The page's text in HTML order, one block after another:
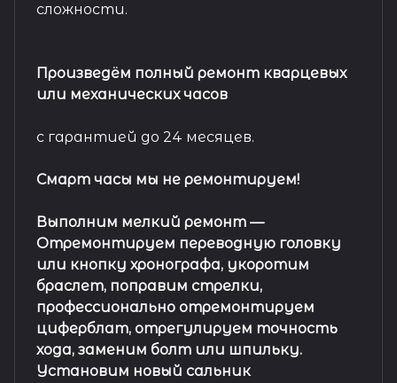
сложности.
Произведём полный ремонт кварцевых
или механических часов
с гарантией до 24 месяцев.
Смарт часы мы не ремонтируем!
Выполним мелкий ремонт —
Отремонтируем переводную головку
или кнопку хронографа, укоротим
браслет, поправим стрелки,
профессионально отремонтируем
циферблат, отрегулируем точность
хода, заменим болт или шпильку.
Установим новый сальник